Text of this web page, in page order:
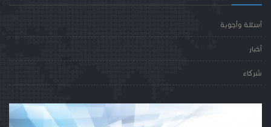
أسئلة وأجوبة
أخبار
شركاء